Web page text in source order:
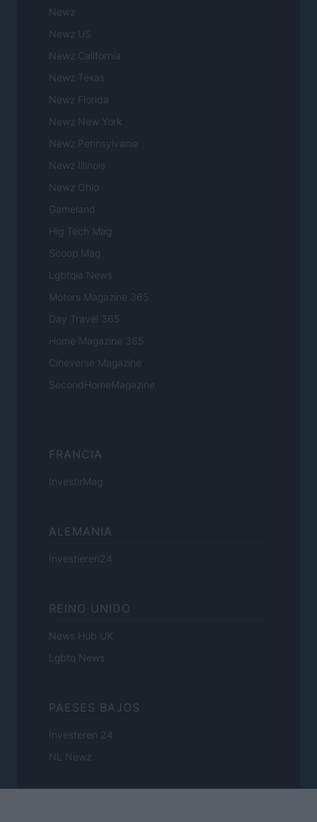
Newz
Newz US
Newz California
Newz Texas
Newz Florida
Newz New York
Newz Pennsylvania
Newz Illinois
Newz Ohio
Gameland
Hig Tech Mag
Scoop Mag
Lgbtqia News
Motors Magazine 365
Day Travel 365
Home Magazine 365
Cineverse Magazine
SecondHomeMagazine
FRANCIA
InvestirMag
ALEMANIA
Investieren24
REINO UNIDO
News Hub UK
Lgbtq News
PAESES BAJOS
Investeren 24
NL Newz